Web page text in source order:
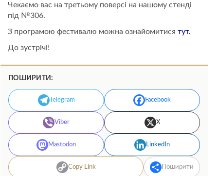
Чекаємо вас на третьому поверсі на нашому стенді
під №306.
З програмою фестивалю можна ознайомитися тут.
До зустрічі!
ПОШИРИТИ:
Telegram Facebook
Viber X
Mastodon LinkedIn
Copy Link Поширити